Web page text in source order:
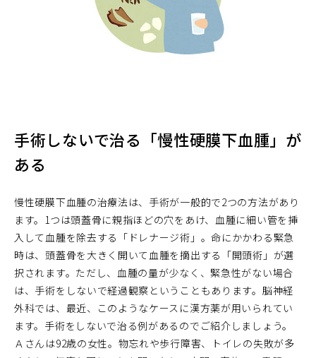
手術しないで治る「慢性硬膜下血腫」が
ある
慢性硬膜下血腫の治療法は、手術が一般的で2つの方法があり
ます。1つは頭蓋骨に親指ほどの穴をあけ、血腫に細い管を挿
入して血腫を除去する「ドレナージ術」。命にかかわる緊急
時は、頭蓋骨を大きく開いて血腫を摘出する「開頭術」が選
択されます。ただし、血腫の量が少なく、緊急性がない場合
は、手術をしないで経過観察ということもあります。脳神経
外科では、最近、このようなケースに漢方薬が用いられてい
ます。手術をしないで治る例があるのでご紹介しましょう。
Ａさんは92歳の女性。物忘れや歩行障害、トイレの失敗が多